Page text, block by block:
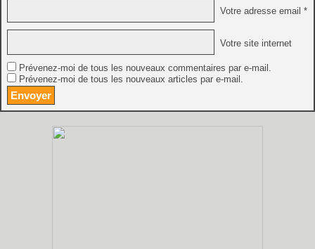
Votre adresse email *
Votre site internet
Prévenez-moi de tous les nouveaux commentaires par e-mail.
Prévenez-moi de tous les nouveaux articles par e-mail.